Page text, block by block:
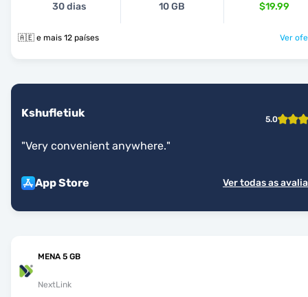
30 dias 10 GB $19.99
🇦🇪 e mais 12 países Ver
Kshufletiuk 5.0
"Very convenient anywhere."
App Store Ver todas as
MENA 5 GB
NextLink